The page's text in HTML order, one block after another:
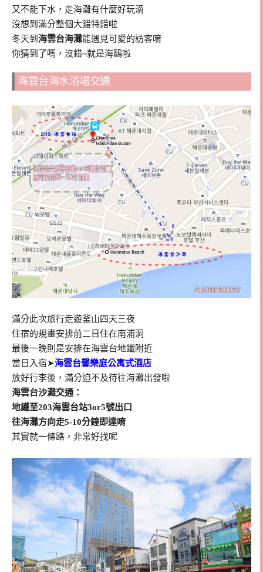
又不能下水，走海灘有什麼好玩滴
沒想到滿分整個大錯特錯啦
冬天到 海雲台海灘能遇見可愛的訪客唷
你猜到了嗎，沒錯~就是海鷗啦
海雲台海水浴場交通
滿分此次旅行走遊釜山四天三夜
住宿的規畫安排前二日住在南浦洞
最後一晚則是安排在海雲台地鐵附近
當日入宿➤海雲台馨樂庭公寓式酒店
放好行李後，滿分迫不及待往海灘出發啦
海雲台沙灘交通：
地鐵至203海雲台站3or5號出口
往海灘方向走5-10分鐘即達唷
其實就一條路，非常好找呢